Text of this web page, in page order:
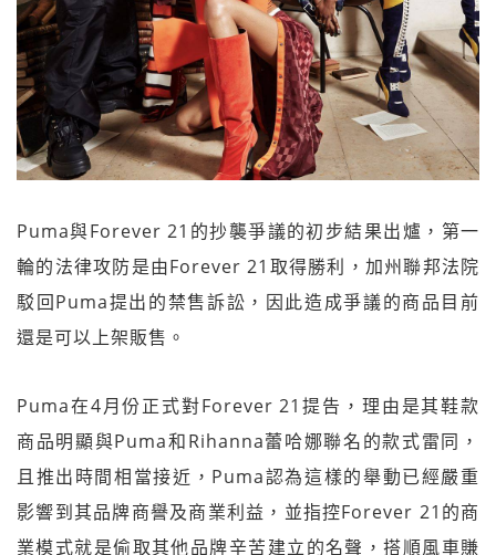
Puma與Forever 21的抄襲爭議的初步結果出爐，第一
輪的法律攻防是由Forever 21取得勝利，加州聯邦法院
駁回Puma提出的禁售訴訟，因此造成爭議的商品目前
還是可以上架販售。
Puma在4月份正式對Forever 21提告，理由是其鞋款
商品明顯與Puma和Rihanna蕾哈娜聯名的款式雷同，
且推出時間相當接近，Puma認為這樣的舉動已經嚴重
影響到其品牌商譽及商業利益，並指控Forever 21的商
業模式就是偷取其他品牌辛苦建立的名聲，搭順風車賺